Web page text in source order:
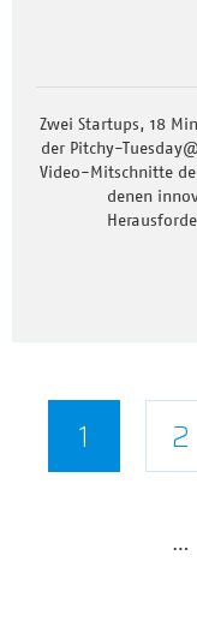
Zwei Startups, 18
der Pitchy-
Video-Mitschnitte
denen
Aktuelle
1 2
…